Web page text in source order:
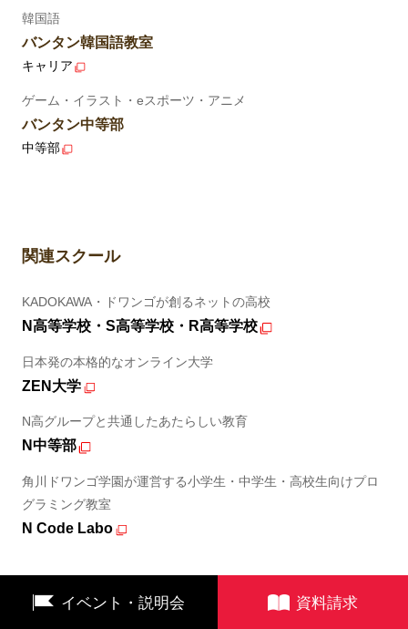
イベント・説明会 資料請求
韓国語
バンタン韓国語教室
キャリア
ゲーム・イラスト・eスポーツ・アニメ
バンタン中等部
中等部
関連スクール
KADOKAWA・ドワンゴが創るネットの高校
N高等学校・S高等学校・R高等学校
日本発の本格的なオンライン大学
ZEN大学
N高グループと共通したあたらしい教育
N中等部
角川ドワンゴ学園が運営する小学生・中学生・高校生向けプロ
グラミング教室
N Code Labo